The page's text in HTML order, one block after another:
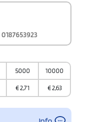
0187653923
5000 10000
€ 2,71 € 2,63